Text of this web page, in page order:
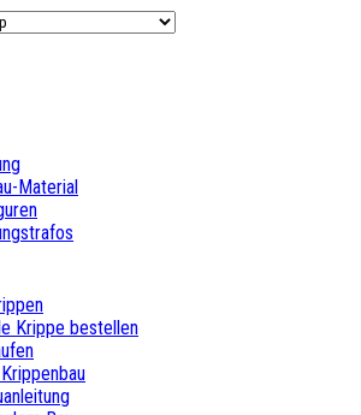
Material
Krippe bestellen